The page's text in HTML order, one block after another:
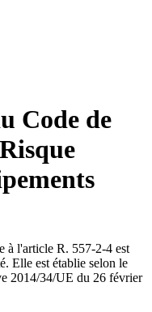
Code de
à l'article R. 557-2-4 est
Elle est établie selon le
2014/34/UE du 26 février